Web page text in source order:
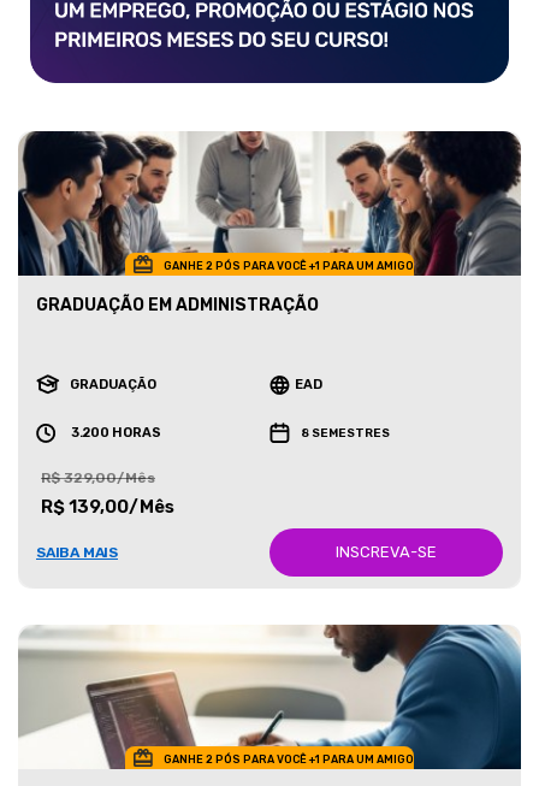
GANHE 2 PÓS PARA VOCÊ +1 PARA UM AMIGO
GRADUAÇÃO EM ADMINISTRAÇÃO
GRADUAÇÃO EAD
3.200 HORAS 8 SEMESTRES
R$ 329,00/Mês
R$ 139,00/Mês
SAIBA MAIS INSCREVA-SE
GANHE 2 PÓS PARA VOCÊ +1 PARA UM AMIGO